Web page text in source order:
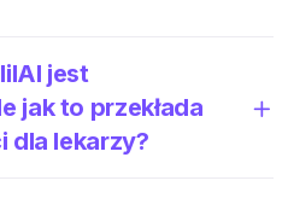
jest
jak to przekłada
dla lekarzy?